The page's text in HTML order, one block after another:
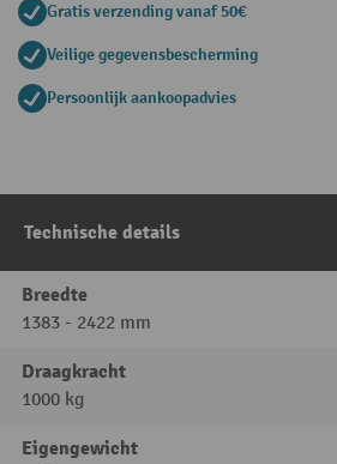
Gratis verzending vanaf 50€
Veilige gegevensbescherming
Persoonlijk aankoopadvies
Technische details
Breedte
1383 - 2422 mm
Draagkracht
1000 kg
Eigengewicht